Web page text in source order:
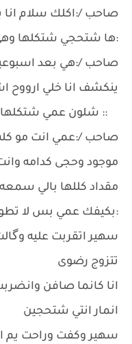
صاحب /:اكلك سلام انا
:ها شتحجي شتكلها
صاحب /:هي بعد
ينكشف انا خلي ارووح
:: شلون عمي شتكلها
صاحب /:عمي انت مو
موجود وحجى كدامه
مقداد كللها بالي
:بكيفك عمي بس لا
سهير اتقربت عليه
تتزوج رضوى
انا كانما صافن
انمار انتي شتحجين
سهير وكفت وراحت يم